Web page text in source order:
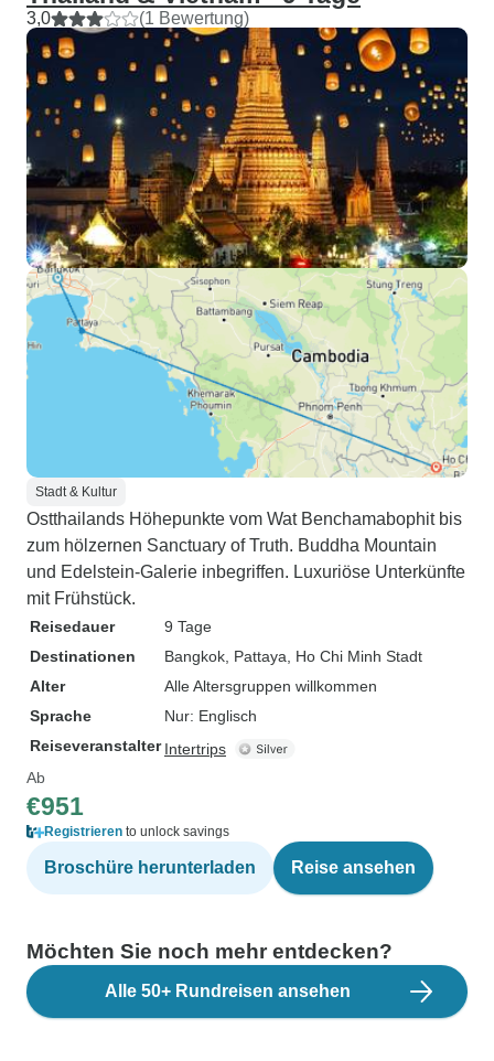
3,0 (1 Bewertung)
Stadt & Kultur
Ostthailands Höhepunkte vom Wat Benchamabophit bis
zum hölzernen Sanctuary of Truth. Buddha Mountain
und Edelstein-Galerie inbegriffen. Luxuriöse Unterkünfte
mit Frühstück.
Reisedauer
9 Tage
Destinationen
Bangkok , Pattaya , Ho Chi Minh Stadt
Alter
Alle Altersgruppen willkommen
Sprache
Nur: Englisch
Reiseveranstalter Intertrips
Ab
€951
Registrieren to unlock savings
Broschüre herunterladen Reise ansehen
Möchten Sie noch mehr entdecken?
Alle 50+ Rundreisen ansehen